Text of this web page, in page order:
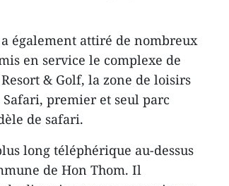
également attiré de nombreux
en service le complexe de
& Golf, la zone de loisirs
premier et seul parc
de safari.
long téléphérique au-dessus
de Hon Thom. Il